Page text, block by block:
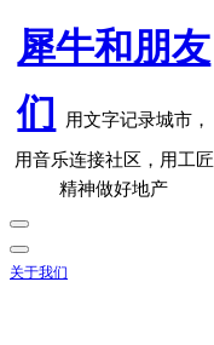
犀牛和朋友
们 用文字记录城市，
用音乐连接社区，用工匠
精神做好地产
关于我们